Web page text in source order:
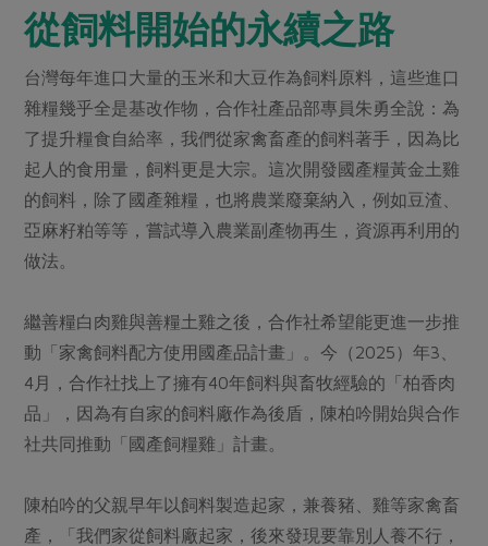
素食專區
樂齡友善
高麗菜海鮮煎餅
地區活動
社務會議 地區活動
活動報下載
從飼料開始的永續之路
台灣每年進口大量的玉米和大豆作為飼料原料，這些進口
雜糧幾乎全是基改作物，合作社產品部專員朱勇全說：為
了提升糧食自給率，我們從家禽畜產的飼料著手，因為比
起人的食用量，飼料更是大宗。這次開發國產糧黃金土雞
的飼料，除了國產雜糧，也將農業廢棄納入，例如豆渣、
亞麻籽粕等等，嘗試導入農業副產物再生，資源再利用的
做法。
繼善糧白肉雞與善糧土雞之後，合作社希望能更進一步推
動「家禽飼料配方使用國產品計畫」。今（2025）年3、
4月，合作社找上了擁有40年飼料與畜牧經驗的「柏香肉
品」，因為有自家的飼料廠作為後盾，陳柏吟開始與合作
社共同推動「國產飼糧雞」計畫。
陳柏吟的父親早年以飼料製造起家，兼養豬、雞等家禽畜
產，「我們家從飼料廠起家，後來發現要靠別人養不行，